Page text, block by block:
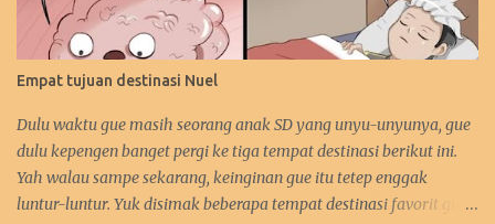
Empat tujuan destinasi Nuel
Dulu waktu gue masih seorang anak SD yang unyu-unyunya, gue
dulu kepengen banget pergi ke tiga tempat destinasi berikut ini.
Yah walau sampe sekarang, keinginan gue itu tetep enggak
luntur-luntur. Yuk disimak beberapa tempat destinasi favorit gue.